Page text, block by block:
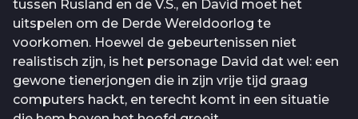
tussen Rusland en de V.S., en David moet het
uitspelen om de Derde Wereldoorlog te
voorkomen. Hoewel de gebeurtenissen niet
realistisch zijn, is het personage David dat wel: een
gewone tienerjongen die in zijn vrije tijd graag
computers hackt, en terecht komt in een situatie